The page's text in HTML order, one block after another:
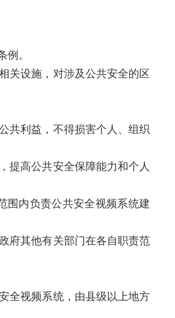
。
关设施，对涉及公共安全的区
共利益，不得损害个人、组织
提高公共安全保障能力和个人
围内负责公共安全视频系统建
府其他有关部门在各自职责范
全视频系统，由县级以上地方